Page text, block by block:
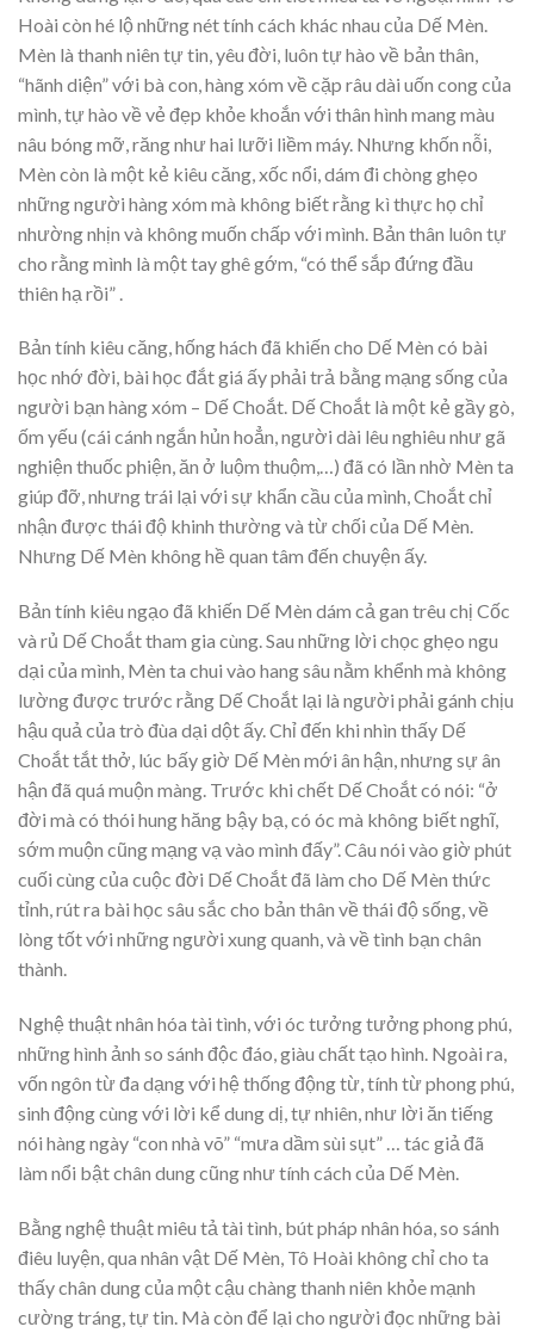
Hoài còn hé lộ những nét tính cách khác nhau của Dế Mèn.
Mèn là thanh niên tự tin, yêu đời, luôn tự hào về bản thân,
“hãnh diện” với bà con, hàng xóm về cặp râu dài uốn cong của
mình, tự hào về vẻ đẹp khỏe khoắn với thân hình mang màu
nâu bóng mỡ, răng như hai lưỡi liềm máy. Nhưng khốn nỗi,
Mèn còn là một kẻ kiêu căng, xốc nổi, dám đi chòng ghẹo
những người hàng xóm mà không biết rằng kì thực họ chỉ
nhường nhịn và không muốn chấp với mình. Bản thân luôn tự
cho rằng mình là một tay ghê gớm, “có thể sắp đứng đầu
thiên hạ rồi” .
Bản tính kiêu căng, hống hách đã khiến cho Dế Mèn có bài
học nhớ đời, bài học đắt giá ấy phải trả bằng mạng sống của
người bạn hàng xóm – Dế Choắt. Dế Choắt là một kẻ gầy gò,
ốm yếu (cái cánh ngắn hủn hoẳn, người dài lêu nghiêu như gã
nghiện thuốc phiện, ăn ở luộm thuộm,…) đã có lần nhờ Mèn ta
giúp đỡ, nhưng trái lại với sự khẩn cầu của mình, Choắt chỉ
nhận được thái độ khinh thường và từ chối của Dế Mèn.
Nhưng Dế Mèn không hề quan tâm đến chuyện ấy.
Bản tính kiêu ngạo đã khiến Dế Mèn dám cả gan trêu chị Cốc
và rủ Dế Choắt tham gia cùng. Sau những lời chọc ghẹo ngu
dại của mình, Mèn ta chui vào hang sâu nằm khểnh mà không
lường được trước rằng Dế Choắt lại là người phải gánh chịu
hậu quả của trò đùa dại dột ấy. Chỉ đến khi nhìn thấy Dế
Choắt tắt thở, lúc bấy giờ Dế Mèn mới ân hận, nhưng sự ân
hận đã quá muộn màng. Trước khi chết Dế Choắt có nói: “ở
đời mà có thói hung hăng bậy bạ, có óc mà không biết nghĩ,
sớm muộn cũng mạng vạ vào mình đấy”. Câu nói vào giờ phút
cuối cùng của cuộc đời Dế Choắt đã làm cho Dế Mèn thức
tỉnh, rút ra bài học sâu sắc cho bản thân về thái độ sống, về
lòng tốt với những người xung quanh, và về tình bạn chân
thành.
Nghệ thuật nhân hóa tài tình, với óc tưởng tưởng phong phú,
những hình ảnh so sánh độc đáo, giàu chất tạo hình. Ngoài ra,
vốn ngôn từ đa dạng với hệ thống động từ, tính từ phong phú,
sinh động cùng với lời kể dung dị, tự nhiên, như lời ăn tiếng
nói hàng ngày “con nhà võ” “mưa dầm sùi sụt” … tác giả đã
làm nổi bật chân dung cũng như tính cách của Dế Mèn.
Bằng nghệ thuật miêu tả tài tình, bút pháp nhân hóa, so sánh
điêu luyện, qua nhân vật Dế Mèn, Tô Hoài không chỉ cho ta
thấy chân dung của một cậu chàng thanh niên khỏe mạnh
cường tráng, tự tin. Mà còn để lại cho người đọc những bài